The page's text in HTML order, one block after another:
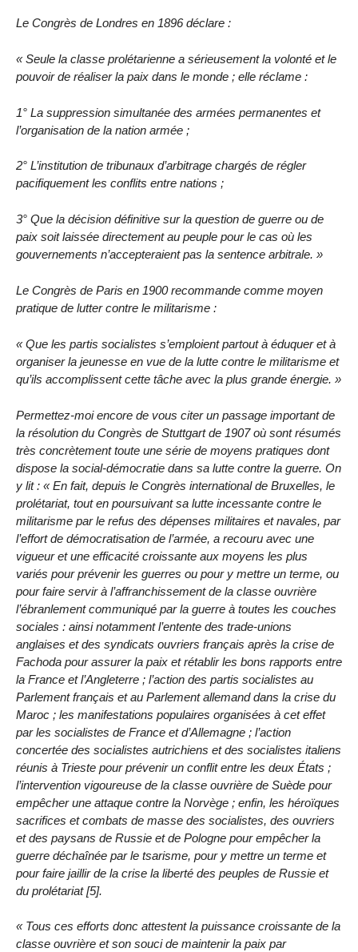
Le Congrès de Londres en 1896 déclare :
« Seule la classe prolétarienne a sérieusement la volonté et le
pouvoir de réaliser la paix dans le monde ; elle réclame :
1° La suppression simultanée des armées permanentes et
l’organisation de la nation armée ;
2° L’institution de tribunaux d’arbitrage chargés de régler
pacifiquement les conflits entre nations ;
3° Que la décision définitive sur la question de guerre ou de
paix soit laissée directement au peuple pour le cas où les
gouvernements n’accepteraient pas la sentence arbitrale. »
Le Congrès de Paris en 1900 recommande comme moyen
pratique de lutter contre le militarisme :
« Que les partis socialistes s’emploient partout à éduquer et à
organiser la jeunesse en vue de la lutte contre le militarisme et
qu’ils accomplissent cette tâche avec la plus grande énergie. »
Permettez-moi encore de vous citer un passage important de
la résolution du Congrès de Stuttgart de 1907 où sont résumés
très concrètement toute une série de moyens pratiques dont
dispose la social-démocratie dans sa lutte contre la guerre. On
y lit : « En fait, depuis le Congrès international de Bruxelles, le
prolétariat, tout en poursuivant sa lutte incessante contre le
militarisme par le refus des dépenses militaires et navales, par
l’effort de démocratisation de l’armée, a recouru avec une
vigueur et une efficacité croissante aux moyens les plus
variés pour prévenir les guerres ou pour y mettre un terme, ou
pour faire servir à l’affranchissement de la classe ouvrière
l’ébranlement communiqué par la guerre à toutes les couches
sociales : ainsi notamment l’entente des trade-unions
anglaises et des syndicats ouvriers français après la crise de
Fachoda pour assurer la paix et rétablir les bons rapports entre
la France et l’Angleterre ; l’action des partis socialistes au
Parlement français et au Parlement allemand dans la crise du
Maroc ; les manifestations populaires organisées à cet effet
par les socialistes de France et d’Allemagne ; l’action
concertée des socialistes autrichiens et des socialistes italiens
réunis à Trieste pour prévenir un conflit entre les deux États ;
l’intervention vigoureuse de la classe ouvrière de Suède pour
empêcher une attaque contre la Norvège ; enfin, les héroïques
sacrifices et combats de masse des socialistes, des ouvriers
et des paysans de Russie et de Pologne pour empêcher la
guerre déchaînée par le tsarisme, pour y mettre un terme et
pour faire jaillir de la crise la liberté des peuples de Russie et
du prolétariat [5].
« Tous ces efforts donc attestent la puissance croissante de la
classe ouvrière et son souci de maintenir la paix par